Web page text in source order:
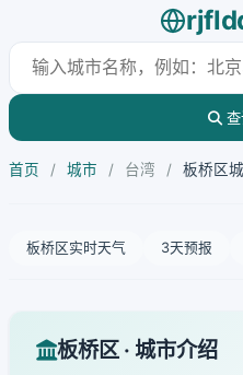
查
首页 / 城市 / 台湾 / 板桥区
板桥区实时天气 3天预报
板桥区 · 城市介绍